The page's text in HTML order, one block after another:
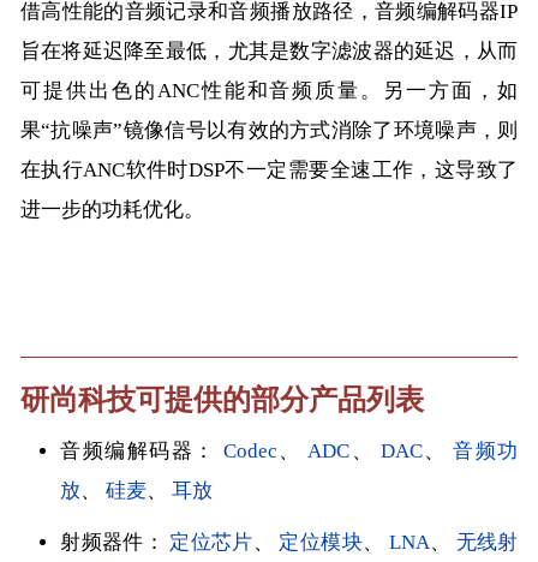
借高性能的音频记录和音频播放路径，音频编解码器IP
旨在将延迟降至最低，尤其是数字滤波器的延迟，从而
可提供出色的ANC性能和音频质量。另一方面，如
果“抗噪声”镜像信号以有效的方式消除了环境噪声，则
在执行ANC软件时DSP不一定需要全速工作，这导致了
进一步的功耗优化。
研尚科技可提供的部分产品列表
音频编解码器： Codec 、ADC 、 DAC、音频功
放、硅麦、耳放
射频器件： 定位芯片、 定位模块、 LNA、 无线射